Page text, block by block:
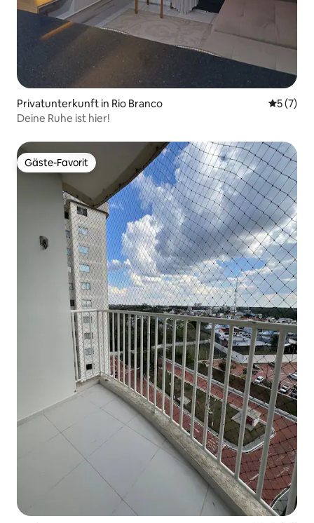
Privatunterkunft in Rio Branco
5 (7)
Deine Ruhe ist hier!
Gäste-Favorit
Gäste-Favorit